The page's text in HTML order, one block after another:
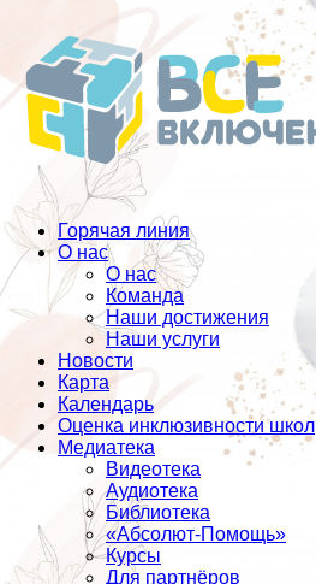
Горячая линия
О нас
О нас
Команда
Наши достижения
Наши услуги
Новости
Карта
Календарь
Оценка инклюзивности школ
Медиатека
Видеотека
Аудиотека
Библиотека
«Абсолют-Помощь»
Курсы
Для партнёров